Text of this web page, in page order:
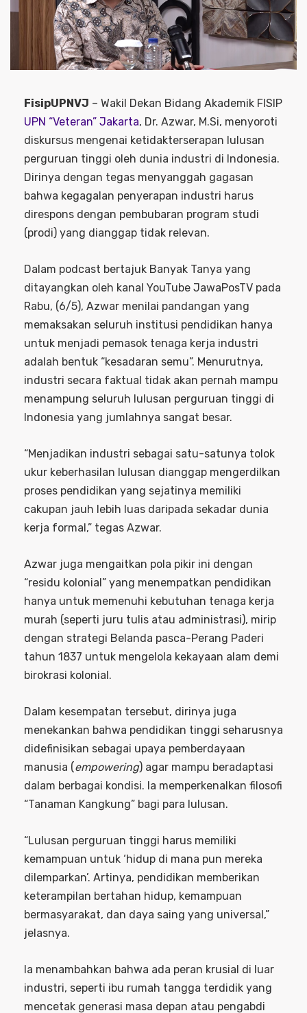
FisipUPNVJ – Wakil Dekan Bidang Akademik FISIP
UPN “Veteran” Jakarta, Dr. Azwar, M.Si, menyoroti
diskursus mengenai ketidakterserapan lulusan
perguruan tinggi oleh dunia industri di Indonesia.
Dirinya dengan tegas menyanggah gagasan
bahwa kegagalan penyerapan industri harus
direspons dengan pembubaran program studi
(prodi) yang dianggap tidak relevan.
Dalam podcast bertajuk Banyak Tanya yang
ditayangkan oleh kanal YouTube JawaPosTV pada
Rabu, (6/5), Azwar menilai pandangan yang
memaksakan seluruh institusi pendidikan hanya
untuk menjadi pemasok tenaga kerja industri
adalah bentuk “kesadaran semu”. Menurutnya,
industri secara faktual tidak akan pernah mampu
menampung seluruh lulusan perguruan tinggi di
Indonesia yang jumlahnya sangat besar.
“Menjadikan industri sebagai satu-satunya tolok
ukur keberhasilan lulusan dianggap mengerdilkan
proses pendidikan yang sejatinya memiliki
cakupan jauh lebih luas daripada sekadar dunia
kerja formal,” tegas Azwar.
Azwar juga mengaitkan pola pikir ini dengan
“residu kolonial” yang menempatkan pendidikan
hanya untuk memenuhi kebutuhan tenaga kerja
murah (seperti juru tulis atau administrasi), mirip
dengan strategi Belanda pasca-Perang Paderi
tahun 1837 untuk mengelola kekayaan alam demi
birokrasi kolonial.
Dalam kesempatan tersebut, dirinya juga
menekankan bahwa pendidikan tinggi seharusnya
didefinisikan sebagai upaya pemberdayaan
manusia (empowering) agar mampu beradaptasi
dalam berbagai kondisi. Ia memperkenalkan filosofi
“Tanaman Kangkung” bagi para lulusan.
“Lulusan perguruan tinggi harus memiliki
kemampuan untuk ‘hidup di mana pun mereka
dilemparkan’. Artinya, pendidikan memberikan
keterampilan bertahan hidup, kemampuan
bermasyarakat, dan daya saing yang universal,”
jelasnya.
Ia menambahkan bahwa ada peran krusial di luar
industri, seperti ibu rumah tangga terdidik yang
mencetak generasi masa depan atau pengabdi